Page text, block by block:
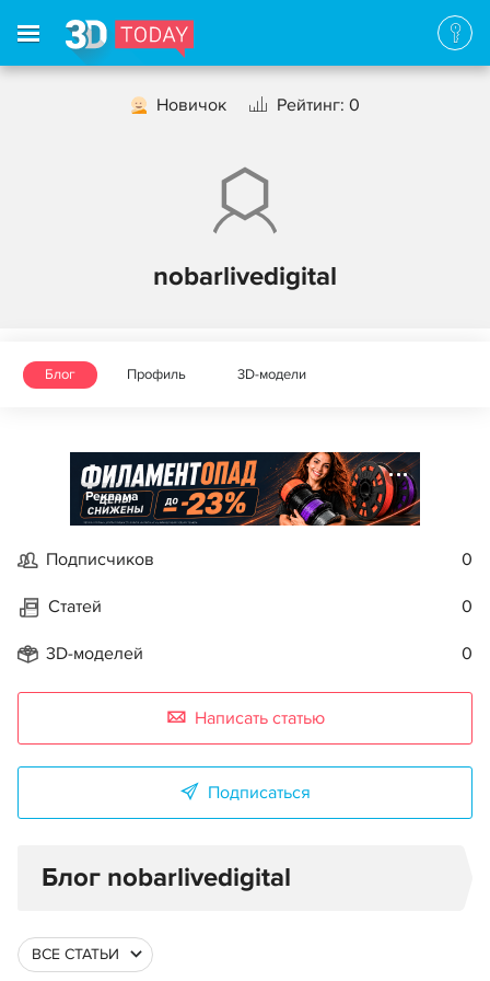
Новичок Рейтинг: 0
nobarlivedigital
Блог Профиль 3D-модели
Реклама
Подписчиков 0
Статей 0
3D-моделей 0
Написать статью
Подписаться
Блог nobarlivedigital
ВСЕ СТАТЬИ